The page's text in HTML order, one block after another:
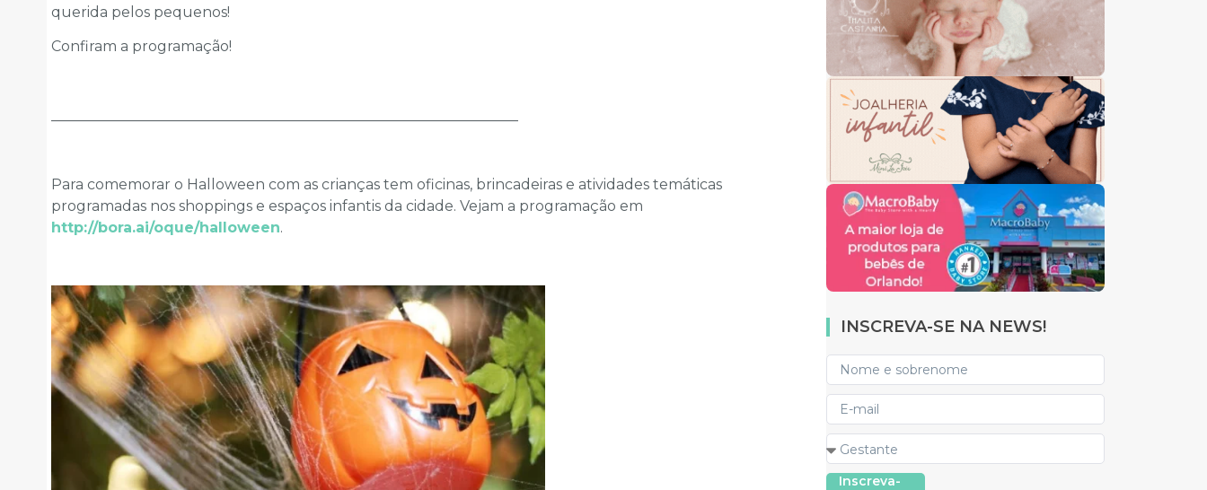
querida pelos pequenos!
Confiram a programação!
Para comemorar o Halloween com as crianças tem oficinas, brincadeiras e atividades temáticas
programadas nos shoppings e espaços infantis da cidade. Vejam a programação em
http://bora.ai/oque/halloween.
INSCREVA-SE NA NEWS!
Inscreva-